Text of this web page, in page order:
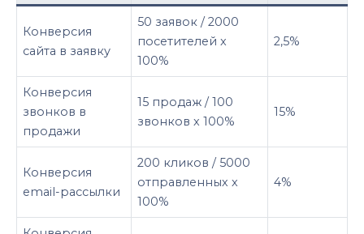
Конверсия
сайта в заявку
50 заявок / 2000
посетителей x
100%
2,5%
Конверсия
звонков в
продажи
15 продаж / 100
звонков x 100%
15%
Конверсия
email-рассылки
200 кликов / 5000
отправленных x
100%
4%